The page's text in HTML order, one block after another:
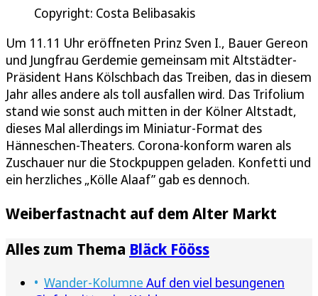
Copyright: Costa Belibasakis
Um 11.11 Uhr eröffneten Prinz Sven I., Bauer Gereon
und Jungfrau Gerdemie gemeinsam mit Altstädter-
Präsident Hans Kölschbach das Treiben, das in diesem
Jahr alles andere als toll ausfallen wird. Das Trifolium
stand wie sonst auch mitten in der Kölner Altstadt,
dieses Mal allerdings im Miniatur-Format des
Hänneschen-Theaters. Corona-konform waren als
Zuschauer nur die Stockpuppen geladen. Konfetti und
ein herzliches „Kölle Alaaf” gab es dennoch.
Weiberfastnacht auf dem Alter Markt
Alles zum Thema Bläck Fööss
Wander-Kolumne Auf den viel besungenen